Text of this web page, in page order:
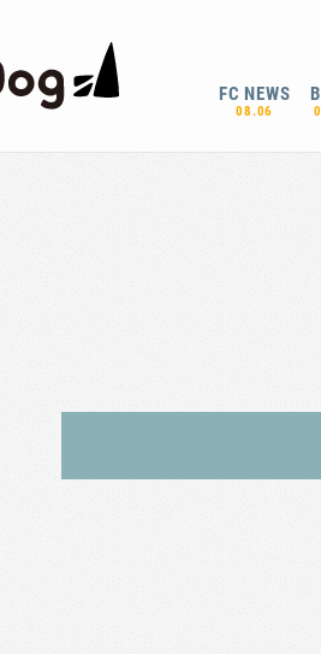
FC NEWS
08.06